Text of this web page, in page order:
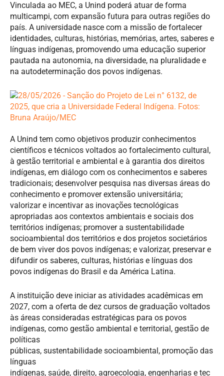
Vinculada ao MEC, a Unind poderá atuar de forma
multicampi, com expansão futura para outras regiões do
país. A universidade nasce com a missão de fortalecer
identidades, culturas, histórias, memórias, artes, saberes e
línguas indígenas, promovendo uma educação superior
pautada na autonomia, na diversidade, na pluralidade e
na autodeterminação dos povos indígenas.
A Unind tem como objetivos produzir conhecimentos
científicos e técnicos voltados ao fortalecimento cultural,
à gestão territorial e ambiental e à garantia dos direitos
indígenas, em diálogo com os conhecimentos e saberes
tradicionais; desenvolver pesquisa nas diversas áreas do
conhecimento e promover extensão universitária;
valorizar e incentivar as inovações tecnológicas
apropriadas aos contextos ambientais e sociais dos
territórios indígenas; promover a sustentabilidade
socioambiental dos territórios e dos projetos societários
de bem viver dos povos indígenas; e valorizar, preservar e
difundir os saberes, culturas, histórias e línguas dos
povos indígenas do Brasil e da América Latina.
A instituição deve iniciar as atividades acadêmicas em
2027, com a oferta de dez cursos de graduação voltados
às áreas consideradas estratégicas para os povos
indígenas, como gestão ambiental e territorial, gestão de
políticas
públicas, sustentabilidade socioambiental, promoção das
línguas
indígenas, saúde, direito, agroecologia, engenharias e tec